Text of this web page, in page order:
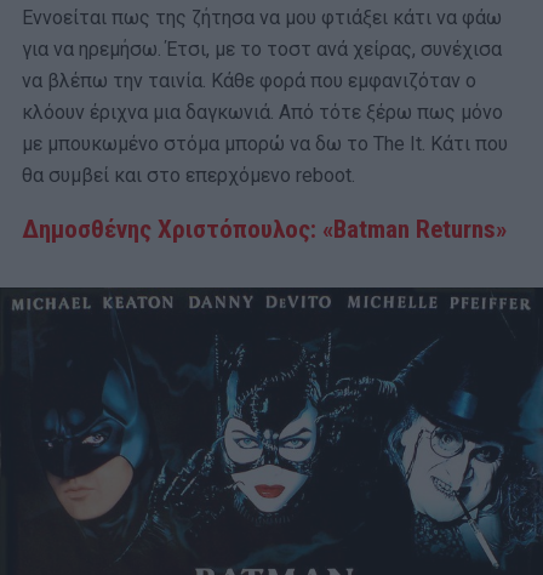
Εννοείται πως της ζήτησα να μου φτιάξει κάτι να φάω
για να ηρεμήσω. Έτσι, με το τοστ ανά χείρας, συνέχισα
να βλέπω την ταινία. Κάθε φορά που εμφανιζόταν ο
κλόουν έριχνα μια δαγκωνιά. Από τότε ξέρω πως μόνο
με μπουκωμένο στόμα μπορώ να δω το The It. Κάτι που
θα συμβεί και στο επερχόμενο reboot.
Δημοσθένης Χριστόπουλος: «Batman Returns»